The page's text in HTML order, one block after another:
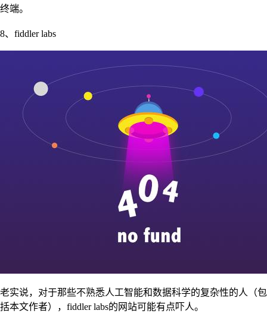
终端。
8、fiddler labs
老实说，对于那些不熟悉人工智能和数据科学的复杂性的人（包
括本文作者），fiddler labs的网站可能有点吓人。